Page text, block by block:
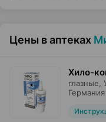
Цены в аптеках
Хило-
глазные,
Германия